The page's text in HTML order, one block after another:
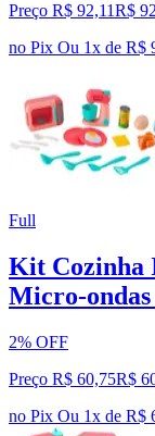
Preço R$ 92,11R$ 92
no Pix Ou 1x de R$
Full
Kit Cozinha
Micro-ondas
2% OFF
Preço R$ 60,75R$
no Pix Ou 1x de R$